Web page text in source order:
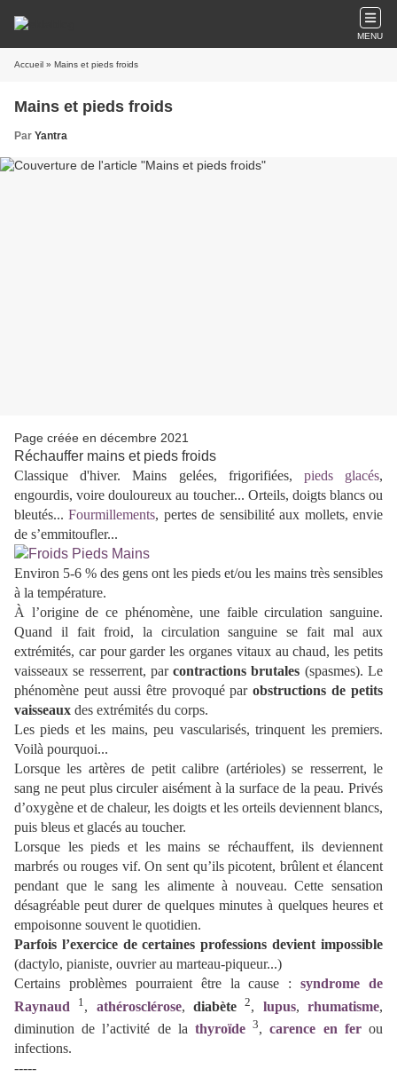
MENU
Accueil » Mains et pieds froids
Mains et pieds froids
Par Yantra
Page créée en décembre 2021
Réchauffer mains et pieds froids
Classique d'hiver. Mains gelées, frigorifiées, pieds glacés,
engourdis, voire douloureux au toucher... Orteils, doigts blancs ou
bleutés...Fourmillements, pertes de sensibilité aux mollets,envie
de s’emmitoufler...
Environ 5-6 % des gens ont les pieds et/ou les mains très sensibles
à la température.
À l’origine de ce phénomène, une faible circulation sanguine.
Quand il fait froid, la circulation sanguine se fait mal aux
extrémités, car pour garder les organes vitaux au chaud, les petits
vaisseaux se resserrent, parcontractions brutales (spasmes). Le
phénomène peut aussi être provoqué parobstructions de petits
vaisseaux des extrémités du corps.
Les pieds et les mains, peu vascularisés, trinquent les premiers.
Voilà pourquoi...
Lorsque les artères de petit calibre (artérioles) se resserrent, le
sang ne peut plus circuler aisément à la surface de la peau. Privés
d’oxygène et de chaleur, les doigts et les orteils deviennent blancs,
puis bleus et glacés au toucher.
Lorsque les pieds et les mains se réchauffent, ils deviennent
marbrés ou rouges vif. On sent qu’ils picotent, brûlent et élancent
pendant que le sang les alimente à nouveau. Cette sensation
désagréable peut durer de quelques minutes à quelques heures et
empoisonne souvent le quotidien.
Parfois l’exercice de certaines professions devient impossible
(dactylo, pianiste, ouvrier au marteau-piqueur...)
Certains problèmes pourraient être la cause :syndrome de
Raynaud
1 , athérosclérose,diabète 2, lupus,rhumatisme,
diminution de l’activité de la thyroïde 3,carence en ferou
infections.
-----